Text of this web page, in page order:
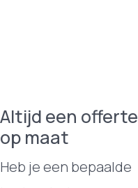
Altijd een offerte
op maat
Heb je een bepaalde